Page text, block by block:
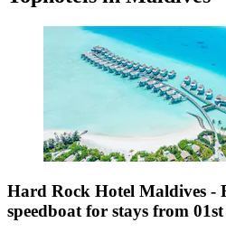
Hard Rock Hotel Maldives -
speedboat for stays from